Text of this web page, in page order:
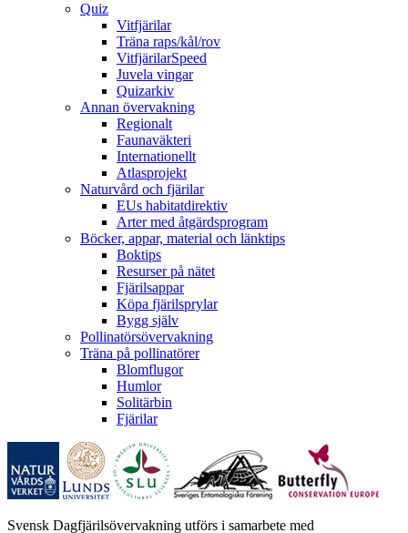
Quiz
Vitfjärilar
Träna raps/kål/rov
VitfjärilarSpeed
Juvela vingar
Quizarkiv
Annan övervakning
Regionalt
Faunaväkteri
Internationellt
Atlasprojekt
Naturvård och fjärilar
EUs habitatdirektiv
Arter med åtgärdsprogram
Böcker, appar, material och länktips
Boktips
Resurser på nätet
Fjärilsappar
Köpa fjärilsprylar
Bygg själv
Pollinatörsövervakning
Träna på pollinatörer
Blomflugor
Humlor
Solitärbin
Fjärilar
Svensk Dagfjärilsövervakning utförs i samarbete med